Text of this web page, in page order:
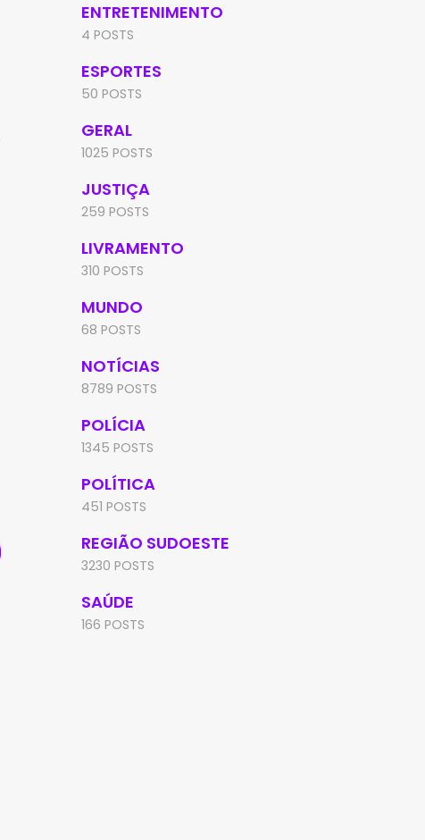
ENTRETENIMENTO
4 POSTS
ESPORTES
50 POSTS
GERAL
1025 POSTS
JUSTIÇA
259 POSTS
LIVRAMENTO
310 POSTS
MUNDO
68 POSTS
NOTÍCIAS
8789 POSTS
POLÍCIA
1345 POSTS
POLÍTICA
451 POSTS
REGIÃO SUDOESTE
3230 POSTS
SAÚDE
166 POSTS